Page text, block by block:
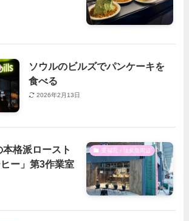
ソウルのビルズでパンケーキを
食べる
2026年2月13日
景福宮・汝矣島周辺
格派ロースト
ヒー」第3作業室